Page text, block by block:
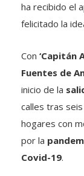
ha recibido el
felicitado la
Con ‘Capitán
Fuentes de
inicio de la
calles tras
hogares con
por la
Covid-19.